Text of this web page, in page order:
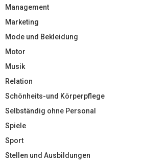
Management
Marketing
Mode und Bekleidung
Motor
Musik
Relation
Schönheits-und Körperpflege
Selbständig ohne Personal
Spiele
Sport
Stellen und Ausbildungen